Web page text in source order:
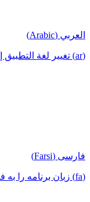
العربي (Arabic)
(ar) تغيير لغة التطبيق إلى العربية
فارسی (Farsi)
(fa) زبان برنامه را به فارسی تغییر دهید